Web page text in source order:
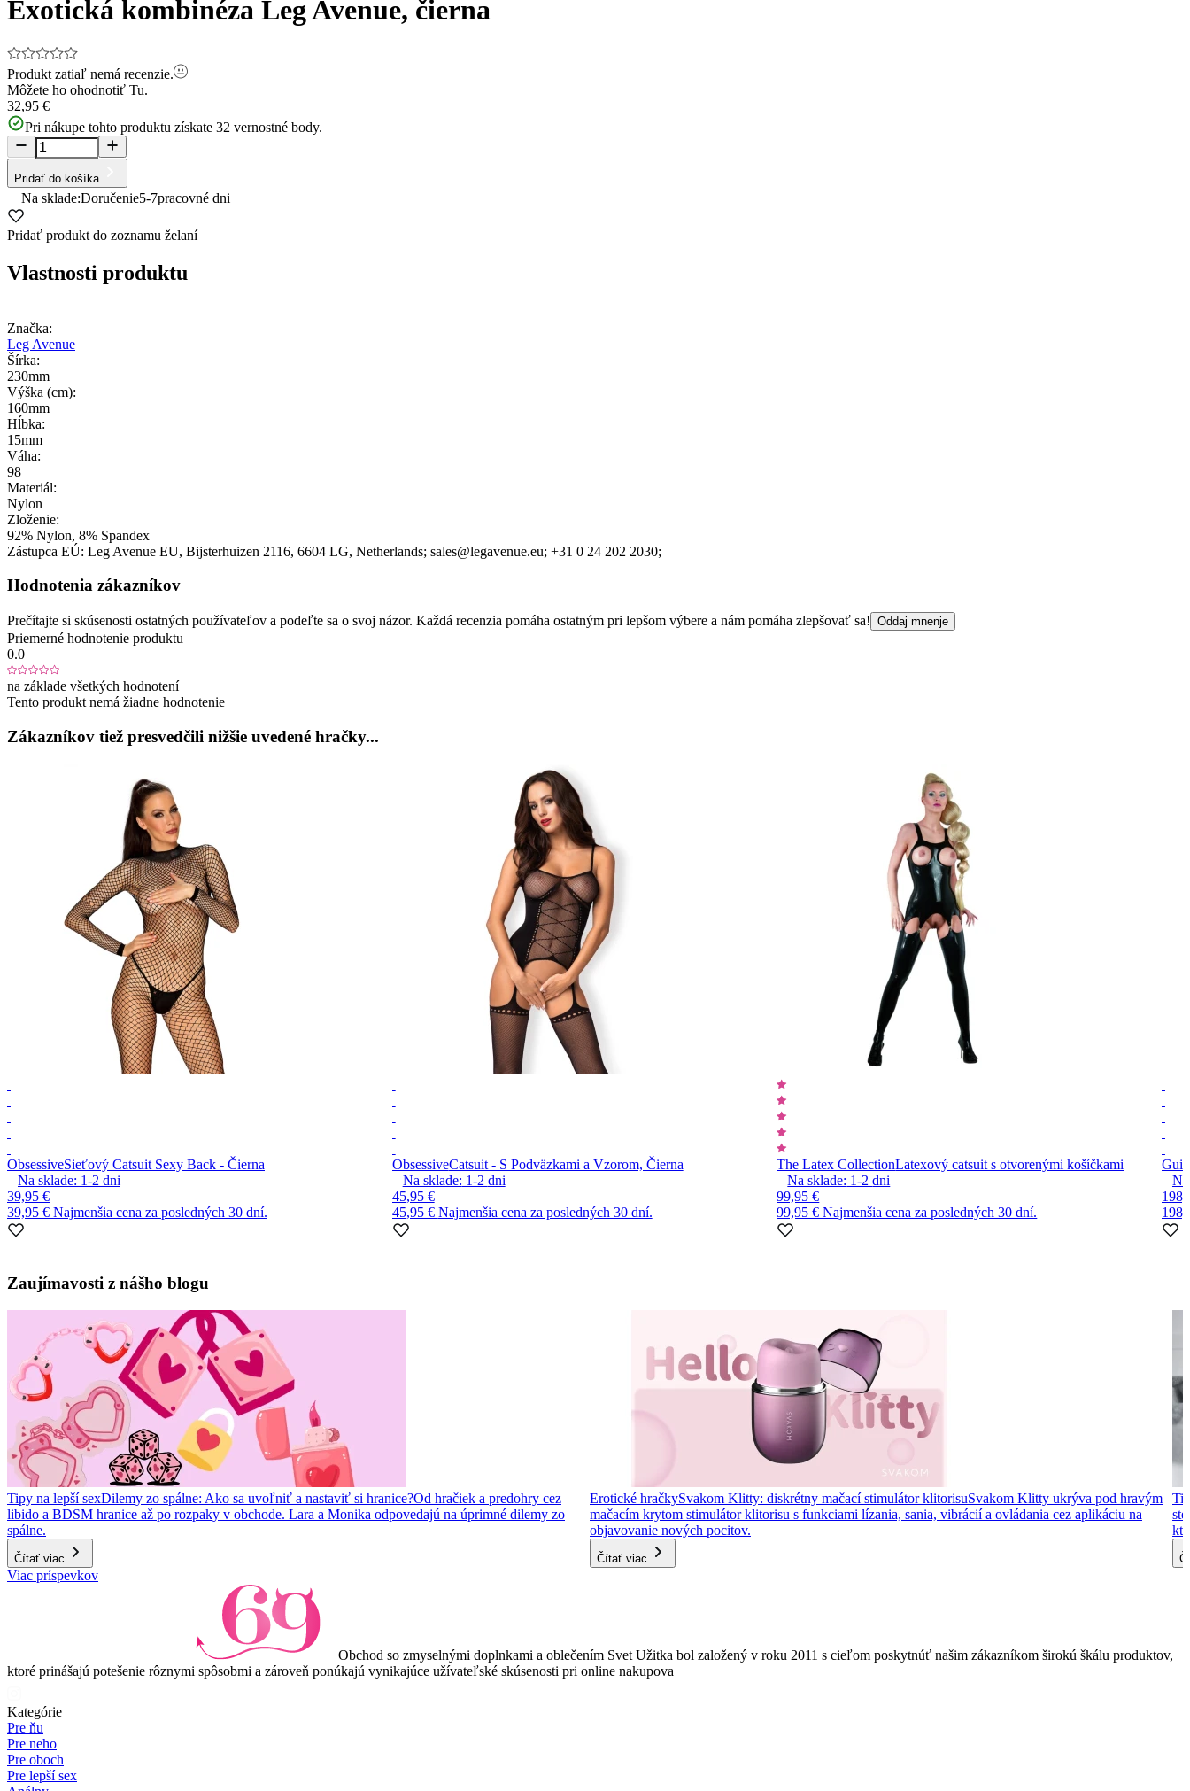
Exotická kombinéza Leg Avenue, čierna
Produkt zatiaľ nemá recenzie.
Môžete ho ohodnotiť Tu.
32,95 €
Pri nákupe tohto produktu získate 32 vernostné body.
Pridať do košíka
Na sklade:Doručenie5-7pracovné dni
Pridať produkt do zoznamu želaní
Vlastnosti produktu
Značka:
Leg Avenue
Šírka:
230mm
Výška (cm):
160mm
Hĺbka:
15mm
Váha:
98
Materiál:
Nylon
Zloženie:
92% Nylon, 8% Spandex
Zástupca EÚ: Leg Avenue EU, Bijsterhuizen 2116, 6604 LG, Netherlands; sales@legavenue.eu; +31 0 24 202 2030;
Hodnotenia zákazníkov
Prečítajte si skúsenosti ostatných používateľov a podeľte sa o svoj názor. Každá recenzia pomáha ostatným pri lepšom výbere a nám pomáha zlepšovať sa! Oddaj mnenje
Priemerné hodnotenie produktu
0.0
na základe všetkých hodnotení
Tento produkt nemá žiadne hodnotenie
Zákazníkov tiež presvedčili nižšie uvedené hračky...
ObsessiveSieťový Catsuit Sexy Back - Čierna
Na sklade: 1-2 dni
39,95 €
39,95 € Najmenšia cena za posledných 30 dní.
ObsessiveCatsuit - S Podväzkami a Vzorom, Čierna
Na sklade: 1-2 dni
45,95 €
45,95 € Najmenšia cena za posledných 30 dní.
The Latex CollectionLatexový catsuit s otvorenými košíčkami
Na sklade: 1-2dni
99,95 €
99,95 €Najmenšia cena za posledných 30 dní.
1
10
Zaujímavosti z nášho blogu
Tipy na lepší sexDilemy zo spálne: Ako sa uvoľniť a nastaviť si hranice?Od hračiek a predohry cez
libido a BDSM hranice až po rozpaky v obchode. Lara a Monika odpovedajú na úprimné dilemy zo
spálne.
Čítať viac
Erotické hračkySvakom Klitty: diskrétny mačací stimulátor klitorisuSvakom Klitty ukrýva pod hravým
mačacím krytom stimulátor klitorisu s funkciami lízania, sania, vibrácií a ovládania cez aplikáciu na
objavovanie nových pocitov.
Čítať viac
Item
Viac príspevkov
Obchod so zmyselnými doplnkami a oblečením Svet Užitka bol založený v roku 2011 s cieľom poskytnúť našim zákazníkom širokú škálu produktov,
ktoré prinášajú potešenie rôznymi spôsobmi a zároveň ponúkajú vynikajúce užívateľské skúsenosti pri online nakupova
Kategórie
Pre ňu
Pre neho
Pre oboch
Pre lepší sex